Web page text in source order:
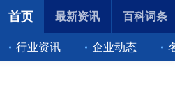
首页
行业资讯 企业动态
最新资讯 百科词条